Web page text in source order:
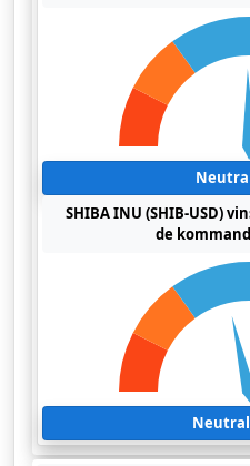
SHIBA INU (SHIB-USD)
de
Neutral